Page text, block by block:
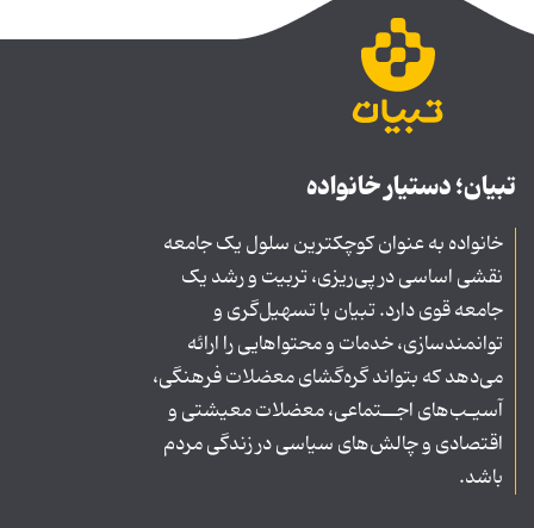
تبیان؛ دستیار خانواده
خانواده به عنوان کوچکترین سلول یک جامعه
نقشی اساسی در پی‌ریزی، تربیت و رشد یک
جامعه قوی دارد. تبیان با تسهیل‌گری و
توانمندسازی، خدمات و محتواهایی را ارائه
می‌دهد که بتواند گره‌گشای معضلات فرهنگی،
آسیـب‌های اجــتماعی، معضلات معیشتی و
اقتصادی و چالش‌های سیاسی در زندگی مردم
باشد.